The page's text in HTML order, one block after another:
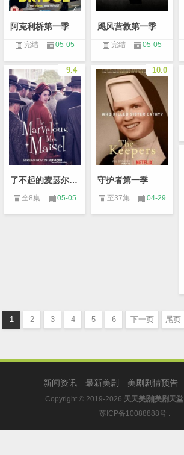
阿克利桥第一季
完结 05-05
飓风营救第一季
完结 05-05
9.4
了不起的麦瑟尔夫人第一季
全8集 05-05
10.0
守护者第一季
至37集 04-29
1 2 3 4 5 6 下一页 尾页
新闻资讯 最新美剧 美剧剧情预告
Copyright © 2019-2026 天天美剧|美剧天堂
苏ICP备10088888号